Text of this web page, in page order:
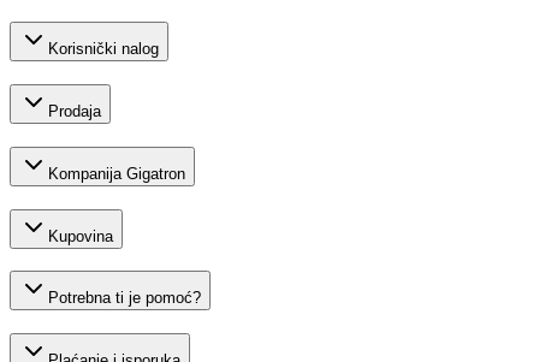
Korisnički nalog
Prodaja
Kompanija Gigatron
Kupovina
Potrebna ti je pomoć?